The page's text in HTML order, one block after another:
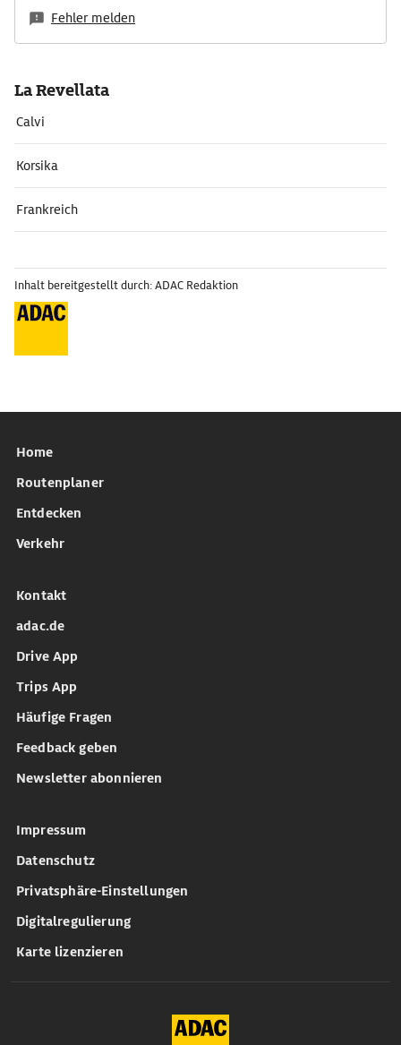
Fehler melden
La Revellata
Calvi
Korsika
Frankreich
Inhalt bereitgestellt durch: ADAC Redaktion
Home
Routenplaner
Entdecken
Verkehr
Kontakt
adac.de
Drive App
Trips App
Häufige Fragen
Feedback geben
Newsletter abonnieren
Impressum
Datenschutz
Privatsphäre-Einstellungen
Digitalregulierung
Karte lizenzieren